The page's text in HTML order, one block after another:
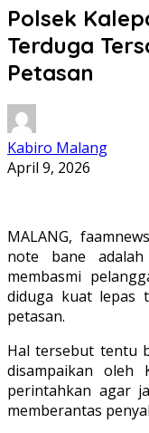
Polsek
Terduga
Petasan
Kabiro Malang
April 9, 2026
MALANG,
note bane
membasmi
diduga kuat lepas
petasan.
Hal tersebut tentu
disampaikan oleh
perintahkan agar
memberantas